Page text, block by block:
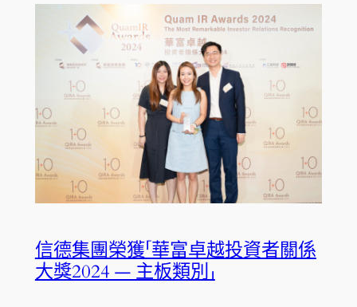
信德集團榮獲「華富卓越投資者關係
大獎2024 — 主板類別」